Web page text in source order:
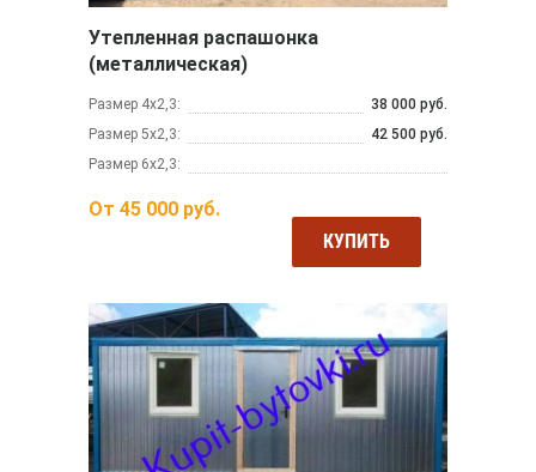
Утепленная распашонка
(металлическая)
Размер 4х2,3:
38 000 руб.
Размер 5х2,3:
42 500 руб.
Размер 6х2,3:
От 45 000 руб.
КУПИТЬ